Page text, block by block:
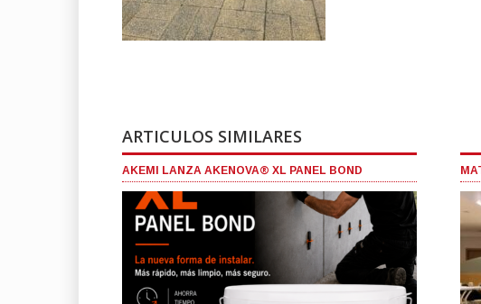
ARTICULOS SIMILARES
AKEMI LANZA AKENOVA® XL PANEL BOND